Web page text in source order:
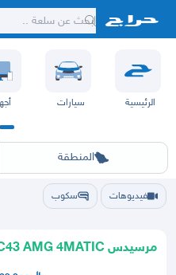
الرئيسية سيارات
المنطقة
الرياض جده
فيديوهات سكوب